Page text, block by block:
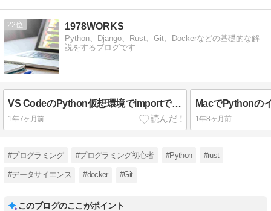
22 1978WORKS
Python、Django、Rust、Git、Dockerなどの基礎的な解
説をするブログです
VS CodeのPython仮想環境でimportできない場合などの対処法
1年7ヶ月前 1年8ヶ月前
#プログラミング #プログラミング初心者 #Python #rust
#データサイエンス #docker #Git
このブログのここがポイント